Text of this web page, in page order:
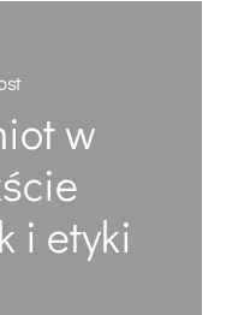
w
i etyki